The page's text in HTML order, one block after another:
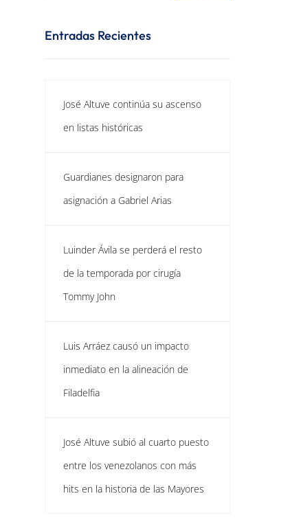
Entradas Recientes
José Altuve continúa su ascenso
en listas históricas
Guardianes designaron para
asignación a Gabriel Arias
Luinder Ávila se perderá el resto
de la temporada por cirugía
Tommy John
Luis Arráez causó un impacto
inmediato en la alineación de
Filadelfia
José Altuve subió al cuarto puesto
entre los venezolanos con más
hits en la historia de las Mayores